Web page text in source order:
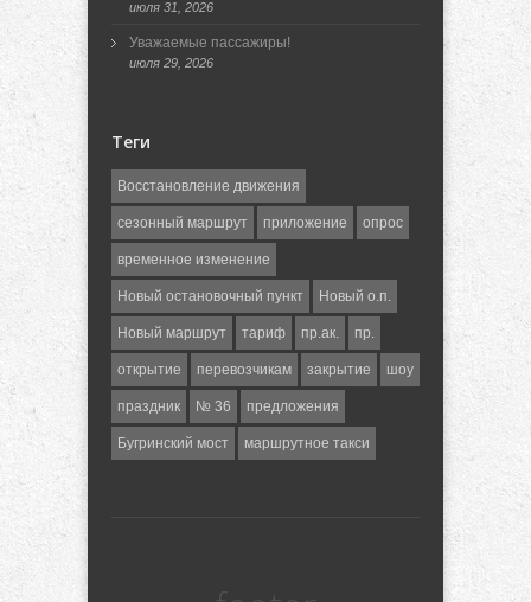
июля 31, 2026
Уважаемые пассажиры!
июля 29, 2026
Теги
Восстановление движения
сезонный маршрут приложение опрос
временное изменение
Новый остановочный пункт Новый о.п.
Новый маршрут тариф пр.ак. пр.
открытие перевозчикам закрытие шоу
праздник № 36 предложения
Бугринский мост маршрутное такси